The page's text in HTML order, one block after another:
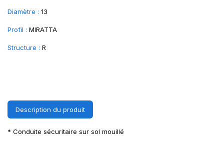
Diamètre : 13
Profil : MIRATTA
Structure : R
Description du produit
* Conduite sécuritaire sur sol mouillé